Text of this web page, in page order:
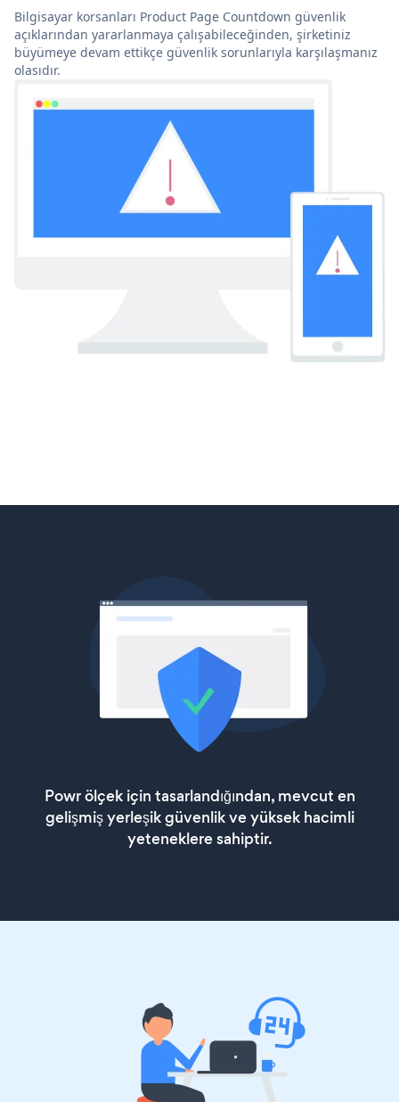
Bilgisayar korsanları Product Page Countdown güvenlik
açıklarından yararlanmaya çalışabileceğinden, şirketiniz
büyümeye devam ettikçe güvenlik sorunlarıyla karşılaşmanız
olasıdır.
Powr ölçek için tasarlandığından, mevcut en
gelişmiş yerleşik güvenlik ve yüksek hacimli
yeteneklere sahiptir.